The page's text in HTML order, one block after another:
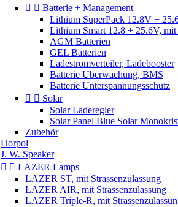
  Batterie + Management
Lithium SuperPack 12.8V +
Lithium Smart 12.8 + 25.6V,
AGM Batterien
GEL Batterien
Ladestromverteiler, Ladebooster
Batterie Überwachung, BMS
Batterie Unterspannungsschutz
  Solar
Solar Laderegler
Solar Panel Blue Solar
Zubehör
Horpol
J. W. Speaker
  LAZER Lamps
LAZER ST, mit Strassenzulassung
LAZER AIR, mit Strassenzulassung
LAZER Triple-R, mit